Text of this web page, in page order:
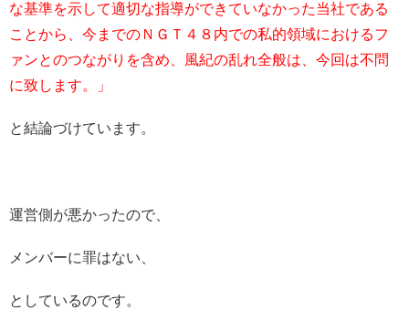
な基準を示して適切な指導ができていなかった当社である
ことから、今までのＮＧＴ４８内での私的領域におけるフ
ァンとのつながりを含め、風紀の乱れ全般は、今回は不問
に致します。」
と結論づけています。
運営側が悪かったので、
メンバーに罪はない、
としているのです。